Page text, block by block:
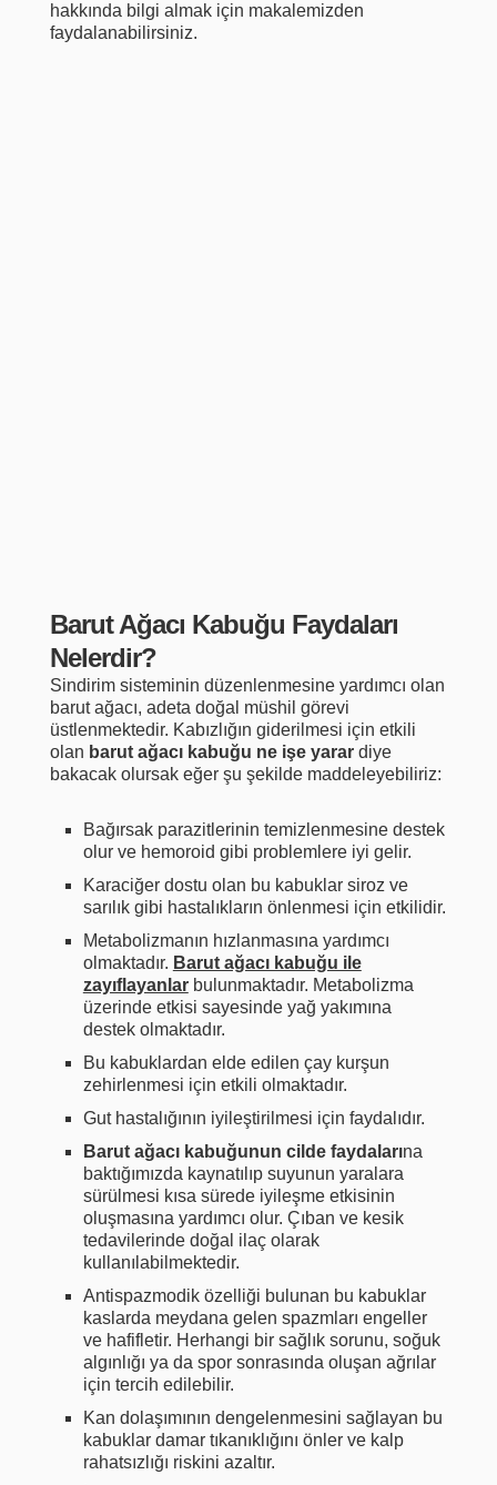
hakkında bilgi almak için makalemizden
faydalanabilirsiniz.
Barut Ağacı Kabuğu Faydaları
Nelerdir?
Sindirim sisteminin düzenlenmesine yardımcı olan
barut ağacı, adeta doğal müshil görevi
üstlenmektedir. Kabızlığın giderilmesi için etkili
olan barut ağacı kabuğu ne işe yarardiye
bakacak olursak eğer şu şekilde maddeleyebiliriz:
Bağırsak parazitlerinin temizlenmesine destek
olur ve hemoroid gibi problemlere iyi gelir.
Karaciğer dostu olan bu kabuklar siroz ve
sarılık gibi hastalıkların önlenmesi için etkilidir.
Metabolizmanın hızlanmasına yardımcı
olmaktadır. Barut ağacı kabuğu ile
zayıflayanlarbulunmaktadır. Metabolizma
üzerinde etkisi sayesinde yağ yakımına
destek olmaktadır.
Bu kabuklardan elde edilen çay kurşun
zehirlenmesi için etkili olmaktadır.
Gut hastalığının iyileştirilmesi için faydalıdır.
Barut ağacı kabuğunun cilde faydalarına
baktığımızda kaynatılıp suyunun yaralara
sürülmesi kısa sürede iyileşme etkisinin
oluşmasına yardımcı olur. Çıban ve kesik
tedavilerinde doğal ilaç olarak
kullanılabilmektedir.
Antispazmodik özelliği bulunan bu kabuklar
kaslarda meydana gelen spazmları engeller
ve hafifletir. Herhangi bir sağlık sorunu, soğuk
algınlığı ya da spor sonrasında oluşan ağrılar
için tercih edilebilir.
Kan dolaşımının dengelenmesini sağlayan bu
kabuklar damar tıkanıklığını önler ve kalp
rahatsızlığı riskini azaltır.